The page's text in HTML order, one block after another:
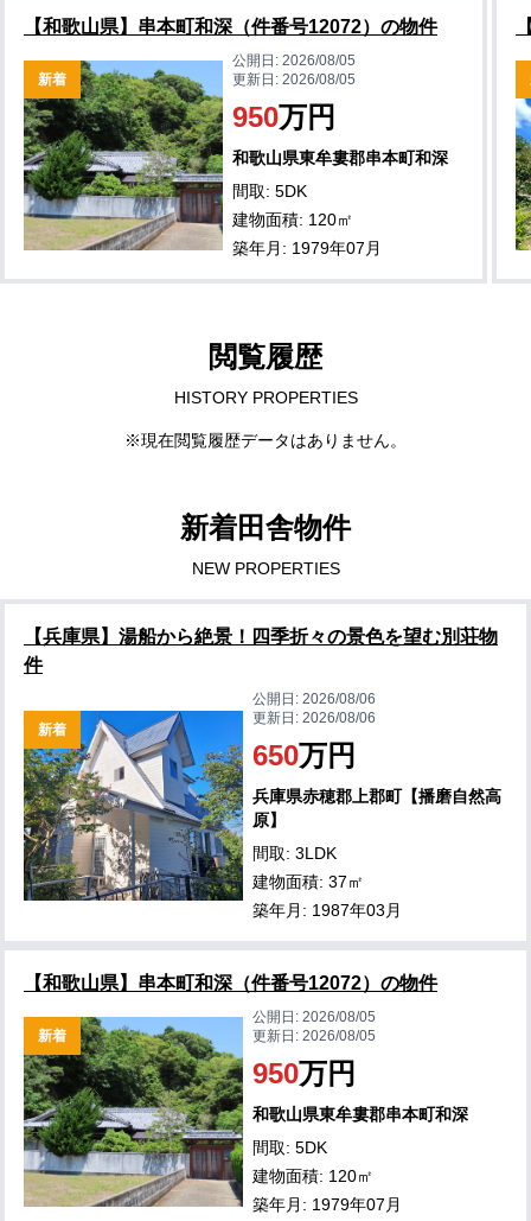
【和歌山県】串本町和深（件番号12072）の物件
新着
公開日:2026/08/05
更新日:2026/08/05
950万円
和歌山県東牟婁郡串本町和深
間取: 5DK
建物面積: 120㎡
築年月: 1979年07月
閲覧履歴
HISTORY PROPERTIES
※現在閲覧履歴データはありません。
新着田舎物件
NEW PROPERTIES
【兵庫県】湯船から絶景！四季折々の景色を望む別荘物
件
新着
公開日:2026/08/06
更新日:2026/08/06
650万円
兵庫県赤穂郡上郡町【播磨自然高
原】
間取: 3LDK
建物面積: 37㎡
築年月: 1987年03月
【和歌山県】串本町和深（件番号12072）の物件
新着
公開日:2026/08/05
更新日:2026/08/05
950万円
和歌山県東牟婁郡串本町和深
間取: 5DK
建物面積: 120㎡
築年月: 1979年07月